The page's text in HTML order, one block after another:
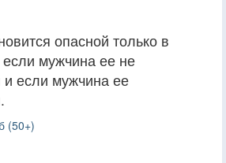
опасной только в
если мужчина ее не
и если мужчина ее
(50+)